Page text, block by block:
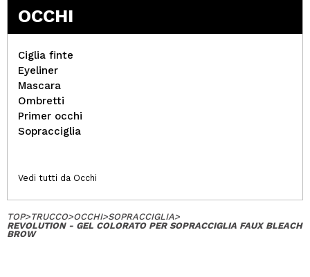
OCCHI
Ciglia finte
Eyeliner
Mascara
Ombretti
Primer occhi
Sopracciglia
Vedi tutti da Occhi
TOP>TRUCCO>OCCHI>SOPRACCIGLIA>
REVOLUTION - GEL COLORATO PER SOPRACCIGLIA FAUX BLEACH
BROW